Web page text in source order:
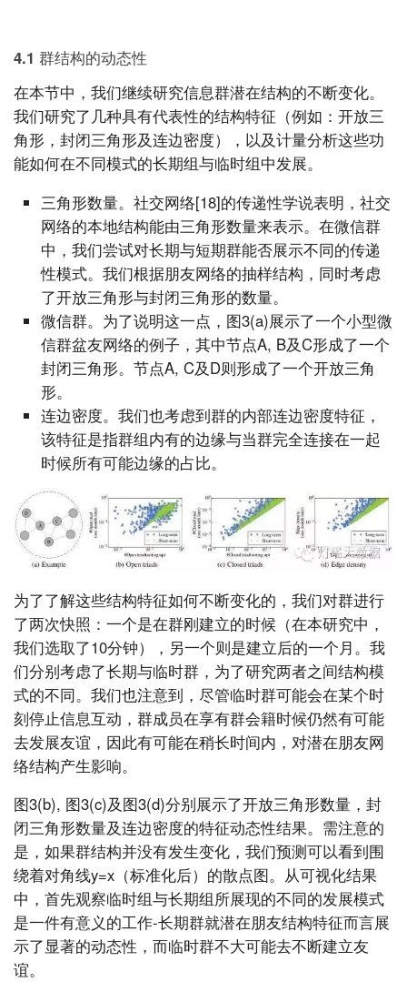
4.1 群结构的动态性
在本节中，我们继续研究信息群潜在结构的不断变化。
我们研究了几种具有代表性的结构特征（例如：开放三
角形，封闭三角形及连边密度），以及计量分析这些功
能如何在不同模式的长期组与临时组中发展。
三角形数量。社交网络[18]的传递性学说表明，社交
网络的本地结构能由三角形数量来表示。在微信群
中，我们尝试对长期与短期群能否展示不同的传递
性模式。我们根据朋友网络的抽样结构，同时考虑
了开放三角形与封闭三角形的数量。
微信群。为了说明这一点，图3(a)展示了一个小型微
信群盆友网络的例子，其中节点A, B及C形成了一个
封闭三角形。节点A, C及D则形成了一个开放三角
形。
连边密度。我们也考虑到群的内部连边密度特征，
该特征是指群组内有的边缘与当群完全连接在一起
时候所有可能边缘的占比。
为了了解这些结构特征如何不断变化的，我们对群进行
了两次快照：一个是在群刚建立的时候（在本研究中，
我们选取了10分钟），另一个则是建立后的一个月。我
们分别考虑了长期与临时群，为了研究两者之间结构模
式的不同。我们也注意到，尽管临时群可能会在某个时
刻停止信息互动，群成员在享有群会籍时候仍然有可能
去发展友谊，因此有可能在稍长时间内，对潜在朋友网
络结构产生影响。
图3(b), 图3(c)及图3(d)分别展示了开放三角形数量，封
闭三角形数量及连边密度的特征动态性结果。需注意的
是，如果群结构并没有发生变化，我们预测可以看到围
绕着对角线y=x（标准化后）的散点图。从可视化结果
中，首先观察临时组与长期组所展现的不同的发展模式
是一件有意义的工作-长期群就潜在朋友结构特征而言展
示了显著的动态性，而临时群不大可能去不断建立友
谊。